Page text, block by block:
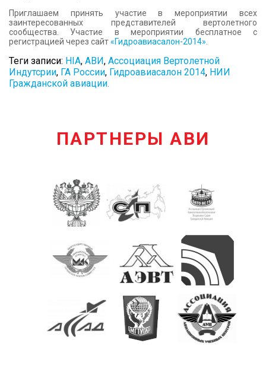
Приглашаем принять участие в мероприятии всех
заинтересованных представителей вертолетного
сообщества. Участие в мероприятии бесплатное с
регистрацией через сайт«Гидроавиасалон-2014»
Теги записи: HIA, АВИ, Ассоциация Вертолетной
Индутсрии, ГА России, Гидроавиасалон 2014, НИИ
Гражданской авиации.
ПАРТНЕРЫ АВИ